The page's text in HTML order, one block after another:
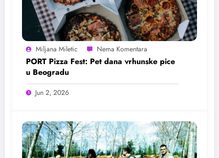
Miljana Miletic
PORT Pizza Fest: Pet dana vrhunske pice
u Beogradu
Jun 2, 2026